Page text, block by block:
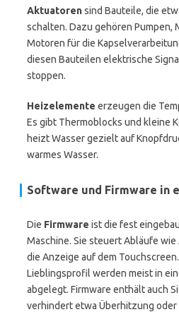
Aktuatorensind Bauteile, die
schalten. Dazu gehören Pumpen,
Motoren für die
diesen Bauteilen elektrische
stoppen.
Heizelemente erzeugen die
Es gibt Thermoblocks und kleine
heizt Wasser gezielt auf
warmes Wasser.
Software und Firmware in
Die Firmware ist die fest
Maschine. Sie steuert Abläufe
die Anzeige auf dem
Lieblingsprofil werden meist in
abgelegt. Firmware enthält auch
verhindert etwa Überhitzung oder